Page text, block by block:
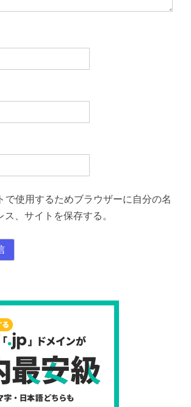
で使用するためブラウザーに自分の名
、サイトを保存する。